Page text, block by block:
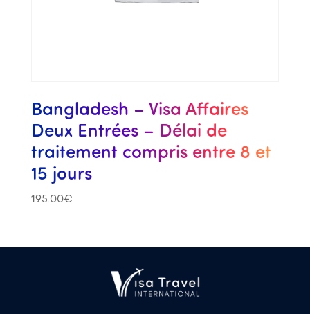
Bangladesh – Visa Affaires
Deux Entrées – Délai de
traitement compris entre 8 et
15 jours
195.00€